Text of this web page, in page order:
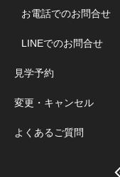
お電話でのお問合せ
LINEでのお問合せ
見学予約
変更・キャンセル
よくあるご質問